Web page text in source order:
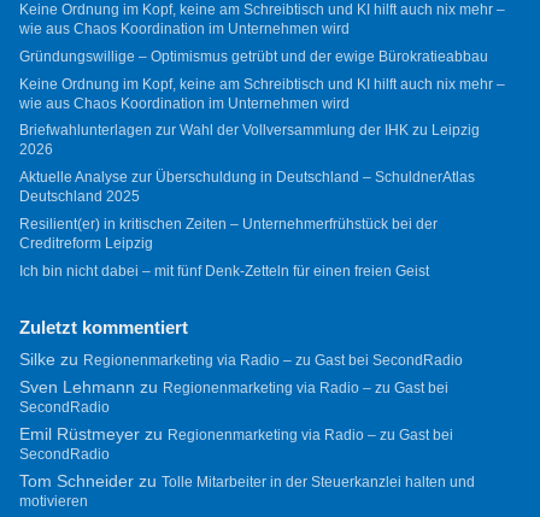
Keine Ordnung im Kopf, keine am Schreibtisch und KI hilft auch nix mehr –
wie aus Chaos Koordination im Unternehmen wird
Gründungswillige – Optimismus getrübt und der ewige Bürokratieabbau
Keine Ordnung im Kopf, keine am Schreibtisch und KI hilft auch nix mehr –
wie aus Chaos Koordination im Unternehmen wird
Briefwahlunterlagen zur Wahl der Vollversammlung der IHK zu Leipzig
2026
Aktuelle Analyse zur Überschuldung in Deutschland – SchuldnerAtlas
Deutschland 2025
Resilient(er) in kritischen Zeiten – Unternehmerfrühstück bei der
Creditreform Leipzig
Ich bin nicht dabei – mit fünf Denk-Zetteln für einen freien Geist
Zuletzt kommentiert
Silkezu Regionenmarketing via Radio – zu Gast bei SecondRadio
Sven Lehmann zu Regionenmarketing via Radio – zu Gast bei
SecondRadio
Emil Rüstmeyerzu Regionenmarketing via Radio – zu Gast bei
SecondRadio
Tom Schneiderzu Tolle Mitarbeiter in der Steuerkanzlei halten und
motivieren